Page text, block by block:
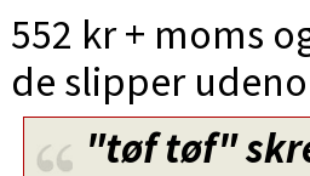
552 kr + moms
de slipper
"tøf tøf"